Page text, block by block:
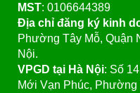
MST: 0106644389
Địa chỉ đăng ký kinh
Phường Tây Mỗ, Quận
Nội.
VPGD tại Hà Nội: Số
Mới Vạn Phúc,